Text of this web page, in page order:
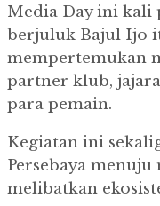
Media Day ini kali
berjuluk Bajul Ijo
mempertemukan
partner klub,
para pemain.
Kegiatan ini
Persebaya
melibatkan